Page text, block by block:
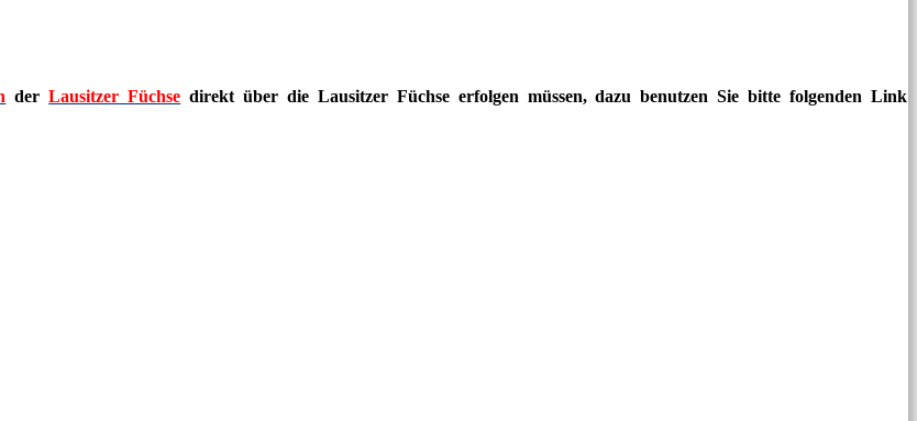
derLausitzer Füchse direkt über die Lausitzer Füchse erfolgen müssen, dazu benutzen Sie bitte folgenden Link